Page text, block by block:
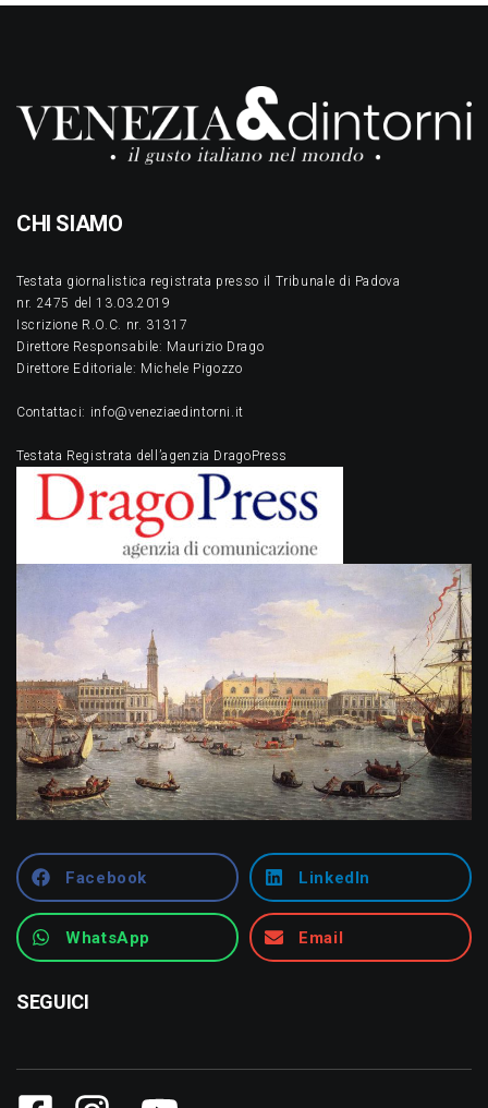
CHI SIAMO
Testata giornalistica registrata presso il Tribunale di Padova
nr. 2475 del 13.03.2019
Iscrizione R.O.C. nr. 31317
Direttore Responsabile: Maurizio Drago
Direttore Editoriale: Michele Pigozzo
Contattaci: info@veneziaedintorni.it
Testata Registrata dell’agenzia DragoPress
Facebook LinkedIn
WhatsApp Email
SEGUICI